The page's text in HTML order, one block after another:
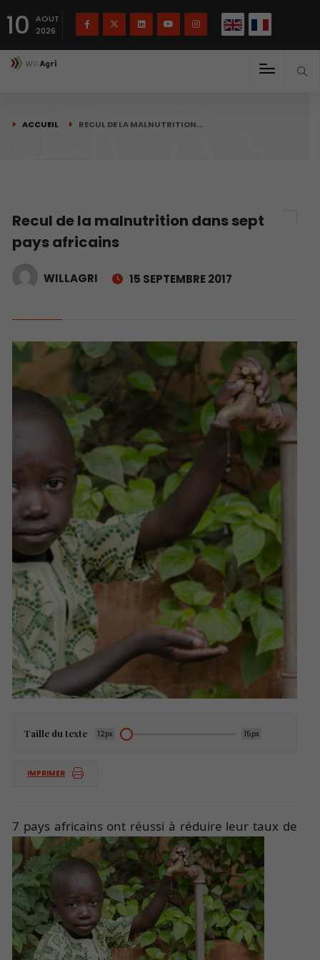
10
AOUT
2026
ACCUEIL RECUL DE LA MALNUTRITION…
Recul de la malnutrition dans sept
pays africains
WILLAGRI 15 SEPTEMBRE 2017
Taille du texte 12px 15px
IMPRIMER
7 pays africains ont réussi à réduire leur taux de
Français English(English)